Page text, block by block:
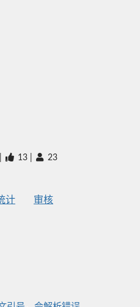
13 23
计
审核